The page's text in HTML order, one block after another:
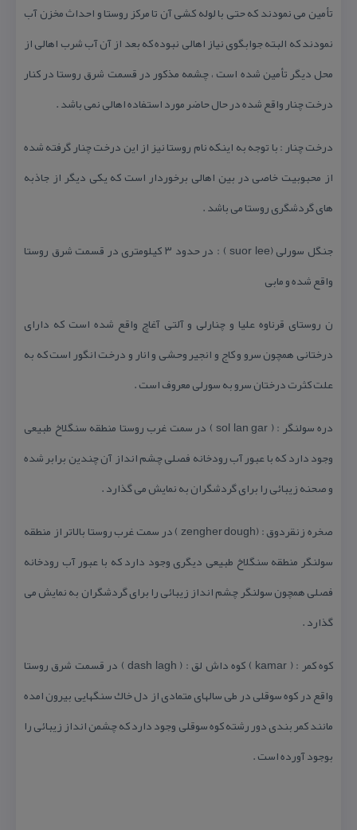
تأمین می نمودند كه حتی با لوله كشی آن تا مركز روستا و احداث مخزن آب
نمودند كه البته جوابگوی نیاز اهالی نبوده كه بعد از آن آب شرب اهالی از
محل دیگر تأمین شده است ، چشمه مذكور در قسمت شرق روستا در كنار
درخت چنار واقع شده در حال حاضر مورد استفاده اهالی نمی باشد .
درخت چنار : با توجه به اینكه نام روستا نیز از این درخت چنار گرفته شده
از محبوبیت خاصی در بین اهالی برخوردار است كه یكی دیگر از جاذبه
های گردشگری روستا می باشد .
جنگل سورلی (suor lee ) : در حدود ۳ كیلومتری در قسمت شرق روستا
واقع شده و مابی
ن روستای قرناوه علیا و چنارلی و آلتی آغاچ واقع شده است كه دارای
درختانی همچون سرو و كاج و انجیر وحشی و انار و درخت انگور است كه به
علت كثرت درختان سرو به سورلی معروف است .
دره سولنگر : ( sol lan gar ) در سمت غرب روستا منطقه سنگلاخ طبیعی
وجود دارد كه با عبور آب رودخانه فصلی چشم انداز آن چندین برابر شده
و صحنه زیبائی را برای گردشگران به نمایش می گذارد .
صخره زنقردوق : (zengher dough ) در سمت غرب روستا بالاتر از منطقه
سولنگر منطقه سنگلاخ طبیعی دیگری وجود دارد كه با عبور آب رودخانه
فصلی همچون سولنگر چشم انداز زیبائی را برای گردشگران به نمایش می
گذارد .
كوه كمر : ( kamar ) كوه داش لق : ( dash lagh ) در قسمت شرق روستا
واقع در كوه سوقلی در طی سالهای متمادی از دل خاك سنگهایی بیرون امده
مانند كمر بندی دور رشته كوه سوقلی وجود دارد كه چشمن انداز زیبائی را
بوجود آورده است .